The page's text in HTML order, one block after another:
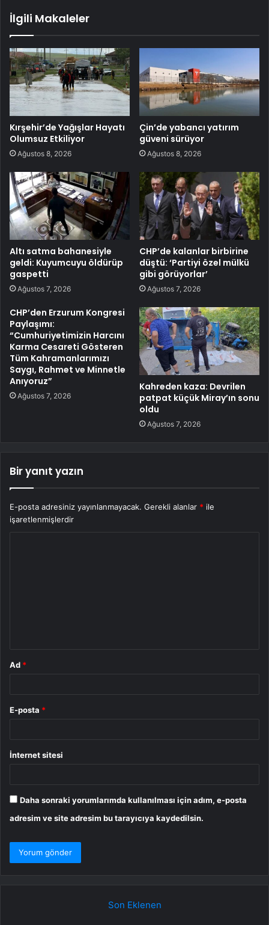
İlgili Makaleler
Kırşehir’de Yağışlar Hayatı
Olumsuz Etkiliyor
Ağustos 8, 2026
Çin’de yabancı yatırım
güveni sürüyor
Ağustos 8, 2026
Altı satma bahanesiyle
geldi: Kuyumcuyu öldürüp
gaspetti
Ağustos 7, 2026
CHP’de kalanlar birbirine
düştü: ‘Partiyi özel mülkü
gibi görüyorlar’
Ağustos 7, 2026
CHP’den Erzurum Kongresi
Paylaşımı:
“Cumhuriyetimizin Harcını
Karma Cesareti Gösteren
Tüm Kahramanlarımızı
Saygı, Rahmet ve Minnetle
Anıyoruz”
Ağustos 7, 2026
Kahreden kaza: Devrilen
patpat küçük Miray’ın sonu
oldu
Ağustos 7, 2026
Bir yanıt yazın
E-posta adresiniz yayınlanmayacak. Gerekli alanlar * ile
işaretlenmişlerdir
Ad *
E-posta *
İnternet sitesi
Daha sonraki yorumlarımda kullanılması için adım, e-posta
adresim ve site adresim bu tarayıcıya kaydedilsin.
Son Eklenen